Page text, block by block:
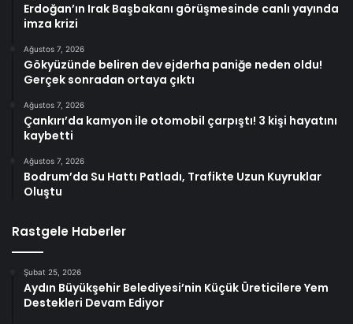
Erdoğan’ın Irak Başbakanı görüşmesinde canlı yayında
imza krizi
Ağustos 7, 2026
Gökyüzünde beliren dev ejderha paniğe neden oldu!
Gerçek sonradan ortaya çıktı
Ağustos 7, 2026
Çankırı’da kamyon ile otomobil çarpıştı! 3 kişi hayatını
kaybetti
Ağustos 7, 2026
Bodrum’da Su Hattı Patladı, Trafikte Uzun Kuyruklar
Oluştu
Rastgele Haberler
Şubat 25, 2026
Aydın Büyükşehir Belediyesi’nin Küçük Üreticilere Yem
Destekleri Devam Ediyor